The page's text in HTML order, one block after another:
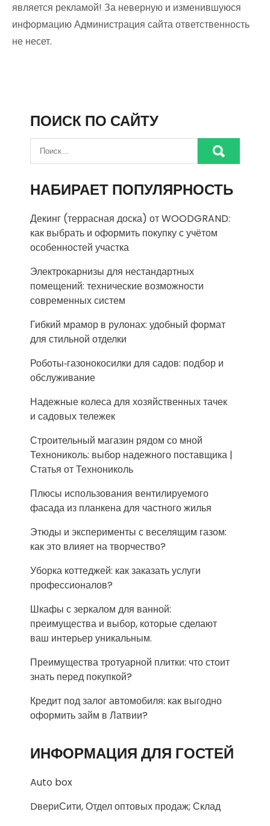
является рекламой! За неверную и изменившуюся
информацию Администрация сайта ответственность
не несет.
ПОИСК ПО САЙТУ
НАБИРАЕТ ПОПУЛЯРНОСТЬ
Декинг (террасная доска) от WOODGRAND:
как выбрать и оформить покупку с учётом
особенностей участка
Электрокарнизы для нестандартных
помещений: технические возможности
современных систем
Гибкий мрамор в рулонах: удобный формат
для стильной отделки
Роботы‑газонокосилки для садов: подбор и
обслуживание
Надежные колеса для хозяйственных тачек
и садовых тележек
Строительный магазин рядом со мной
Технониколь: выбор надежного поставщика |
Статья от Технониколь
Плюсы использования вентилируемого
фасада из планкена для частного жилья
Этюды и эксперименты с веселящим газом:
как это влияет на творчество?
Уборка коттеджей: как заказать услуги
профессионалов?
Шкафы с зеркалом для ванной:
преимущества и выбор, которые сделают
ваш интерьер уникальным.
Преимущества тротуарной плитки: что стоит
знать перед покупкой?
Кредит под залог автомобиля: как выгодно
оформить займ в Латвии?
ИНФОРМАЦИЯ ДЛЯ ГОСТЕЙ
Auto box
DвериСити, Отдел оптовых продаж; Склад